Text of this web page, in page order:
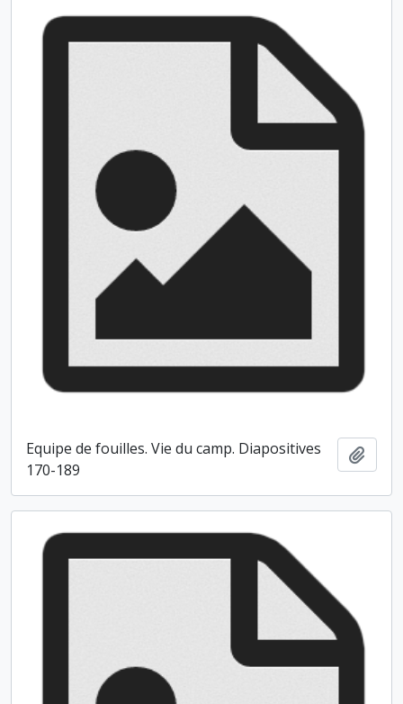
Equipe de fouilles. Vie du camp. Diapositives
170-189